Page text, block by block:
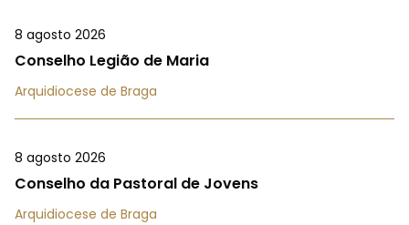
8 agosto 2026
Conselho Legião de Maria
Arquidiocese de Braga
8 agosto 2026
Conselho da Pastoral de Jovens
Arquidiocese de Braga